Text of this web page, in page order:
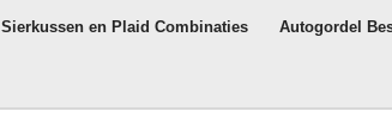
Sierkussen en Plaid Combinaties Autogordel